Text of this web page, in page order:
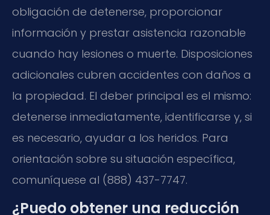
obligación de detenerse, proporcionar
información y prestar asistencia razonable
cuando hay lesiones o muerte. Disposiciones
adicionales cubren accidentes con daños a
la propiedad. El deber principal es el mismo:
detenerse inmediatamente, identificarse y, si
es necesario, ayudar a los heridos. Para
orientación sobre su situación específica,
comuníquese al (888) 437-7747.
¿Puedo obtener una reducción